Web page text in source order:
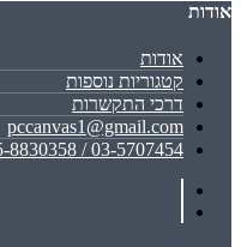
אודות
אודות
קטגוריות נוספות
דרכי התקשרות
pccanvas1@gmail.com
03-5707454 / 055-8830358